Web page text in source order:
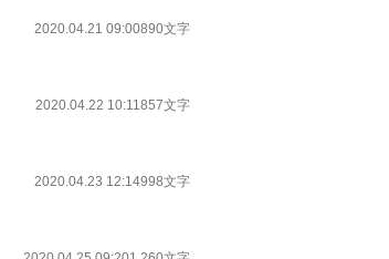
2020.04.21 09:00890文字
2020.04.22 10:11857文字
2020.04.23 12:14998文字